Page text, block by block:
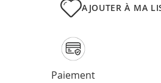
AJOUTER À MA
Paiement